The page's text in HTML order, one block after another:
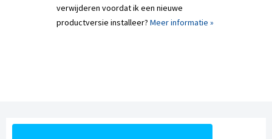
verwijderen voordat ik een nieuwe
productversie installeer? Meer informatie »